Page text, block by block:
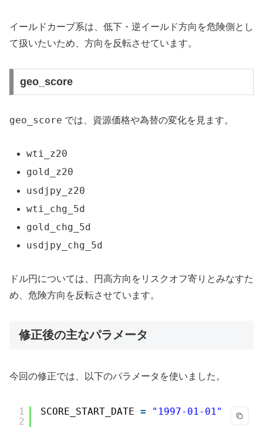
イールドカーブ系は、低下・逆イールド方向を危険側とし
て扱いたいため、方向を反転させています。
geo_score
geo_score では、資源価格や為替の変化を見ます。
wti_z20
gold_z20
usdjpy_z20
wti_chg_5d
gold_chg_5d
usdjpy_chg_5d
ドル円については、円高方向をリスクオフ寄りとみなすた
め、危険方向を反転させています。
修正後の主なパラメータ
今回の修正では、以下のパラメータを使いました。
1
2
SCORE_START_DATE =
"1997-01-01"